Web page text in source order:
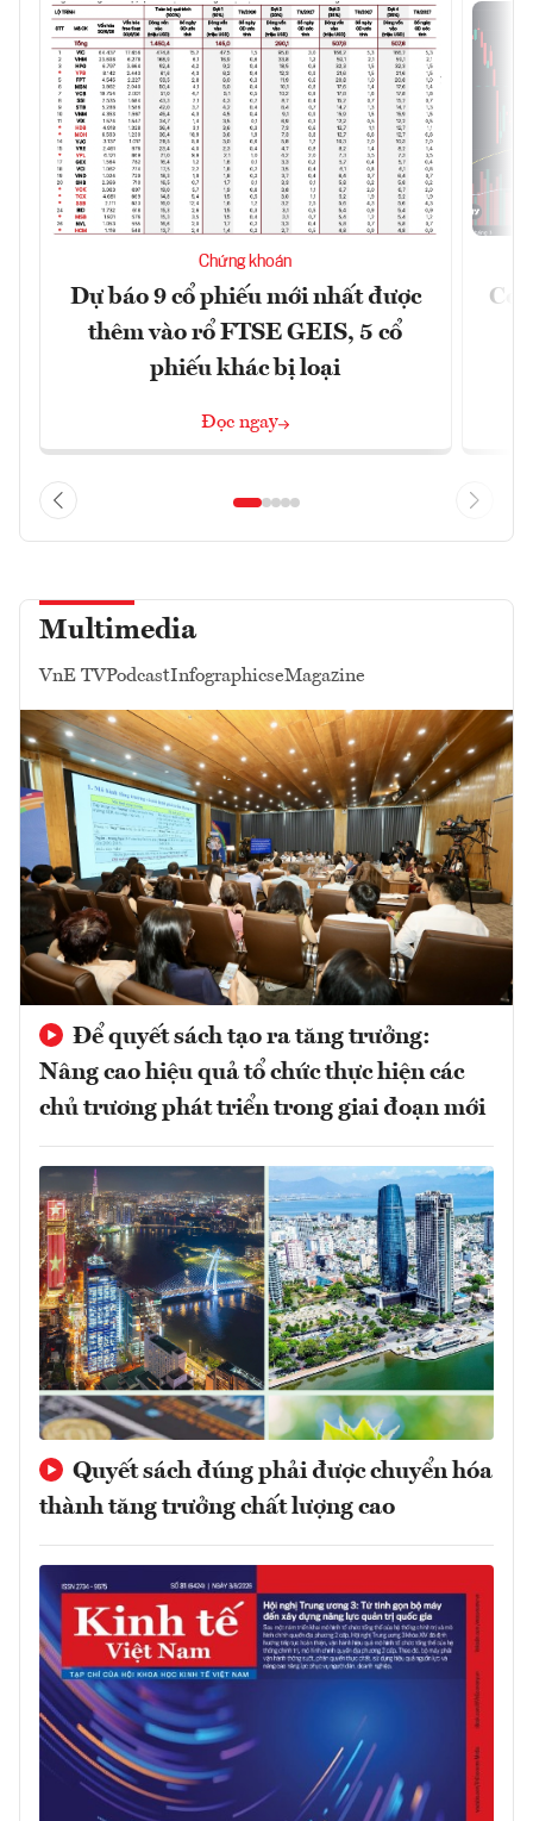
Chứng khoán
Dự báo 9 cổ phiếu mới nhất được
thêm vào rổ FTSE GEIS, 5 cổ
phiếu khác bị loại
Đọc ngay
Có
Multimedia
VnE TVPodcastInfographicseMagazine
Để quyết sách tạo ra tăng trưởng:
Nâng cao hiệu quả tổ chức thực hiện các
chủ trương phát triển trong giai đoạn mới
Quyết sách đúng phải được chuyển hóa
thành tăng trưởng chất lượng cao